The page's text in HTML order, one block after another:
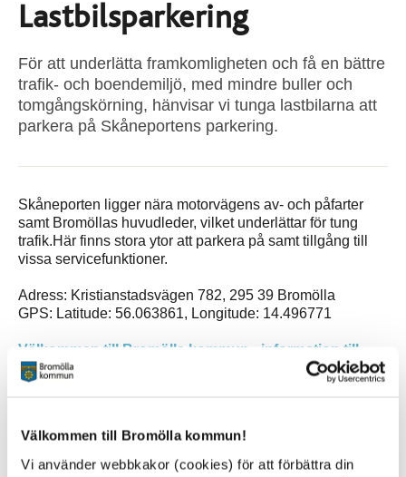
Välkommen till Bromölla kommun!
Vi använder webbkakor (cookies) för att förbättra din
Lastbilsparkering
För att underlätta framkomligheten och få en bättre
trafik- och boendemiljö, med mindre buller och
tomgångskörning, hänvisar vi tunga lastbilarna att
parkera på Skåneportens parkering.
Skåneporten ligger nära motorvägens av- och påfarter
samt Bromöllas huvudleder, vilket underlättar för tung
trafik.Här finns stora ytor att parkera på samt tillgång till
vissa servicefunktioner.
Adress: Kristianstadsvägen 782, 295 39 Bromölla
GPS: Latitude: 56.063861, Longitude: 14.496771
Välkommen till Bromölla kommun - information till
lastbilschaufförer (karta)